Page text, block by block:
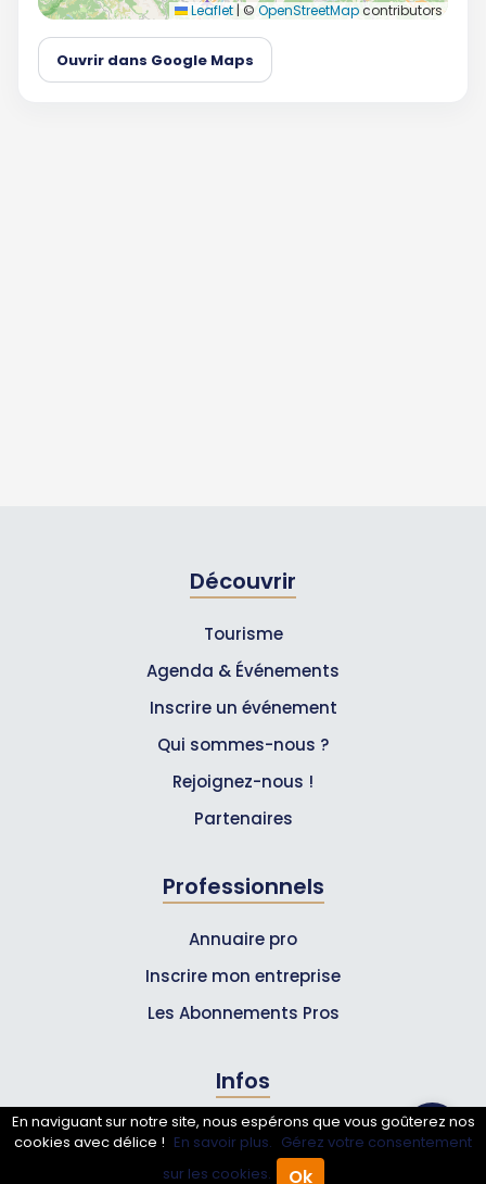
Leaflet | © OpenStreetMapcontributors
Ouvrir dans Google Maps
Découvrir
Tourisme
Agenda & Événements
Inscrire un événement
Qui sommes-nous ?
Rejoignez-nous !
Partenaires
Professionnels
Annuaire pro
Inscrire mon entreprise
Les Abonnements Pros
Infos
Mentions légales et CGV
En naviguant sur notre site, nous espérons que vous goûterez nos
cookies avec délice ! En savoir plus. Gérez votre consentement
sur les cookies.
Ok